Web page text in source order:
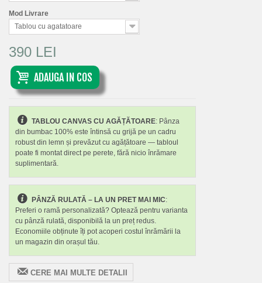
Mod Livrare
Tablou cu agatatoare
390 LEI
ADAUGA IN COS
TABLOU CANVAS CU AGĂȚĂTOARE: Pânza
din bumbac 100% este întinsă cu grijă pe un cadru
robust din lemn și prevăzut cu agățătoare — tabloul
poate fi montat direct pe perete, fără nicio înrămare
suplimentară.
PÂNZĂ RULATĂ – LA UN PRET MAI MIC:
Preferi o ramă personalizată? Optează pentru varianta
cu pânză rulată, disponibilă la un preț redus.
Economiile obținute îți pot acoperi costul înrămării la
un magazin din orașul tău.
CERE MAI MULTE DETALII